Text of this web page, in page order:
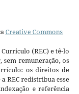
Creative Commons
(REC) e tê-lo
sem remuneração, os
os direitos de
REC redistribua esse
e referência